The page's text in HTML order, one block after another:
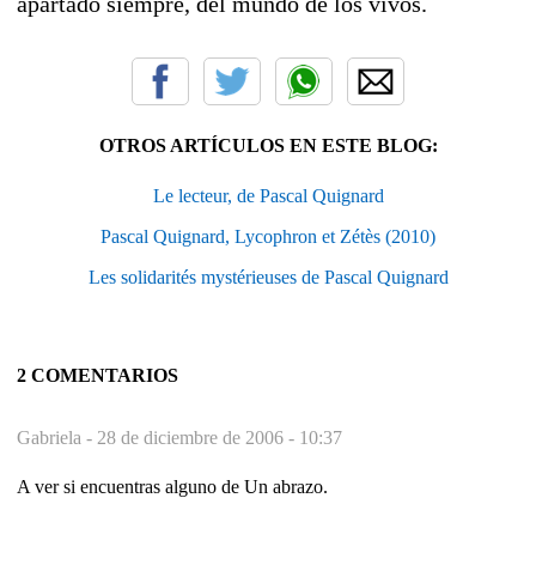
OTROS ARTÍCULOS EN ESTE BLOG:
Le lecteur, de Pascal Quignard
Pascal Quignard, Lycophron et Zétès (2010)
Les solidarités mystérieuses de Pascal Quignard
2 COMENTARIOS
Gabriela - 28 de diciembre de 2006 - 10:37
A ver si encuentras alguno de Un abrazo.